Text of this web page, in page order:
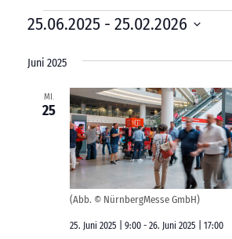
Veranstaltungen
25.06.2025 - 25.02.2026
a
Juni 2025
MI.
25
(Abb. © NürnbergMesse GmbH)
25. Juni 2025 | 9:00 - 26. Juni 2025 | 17:00